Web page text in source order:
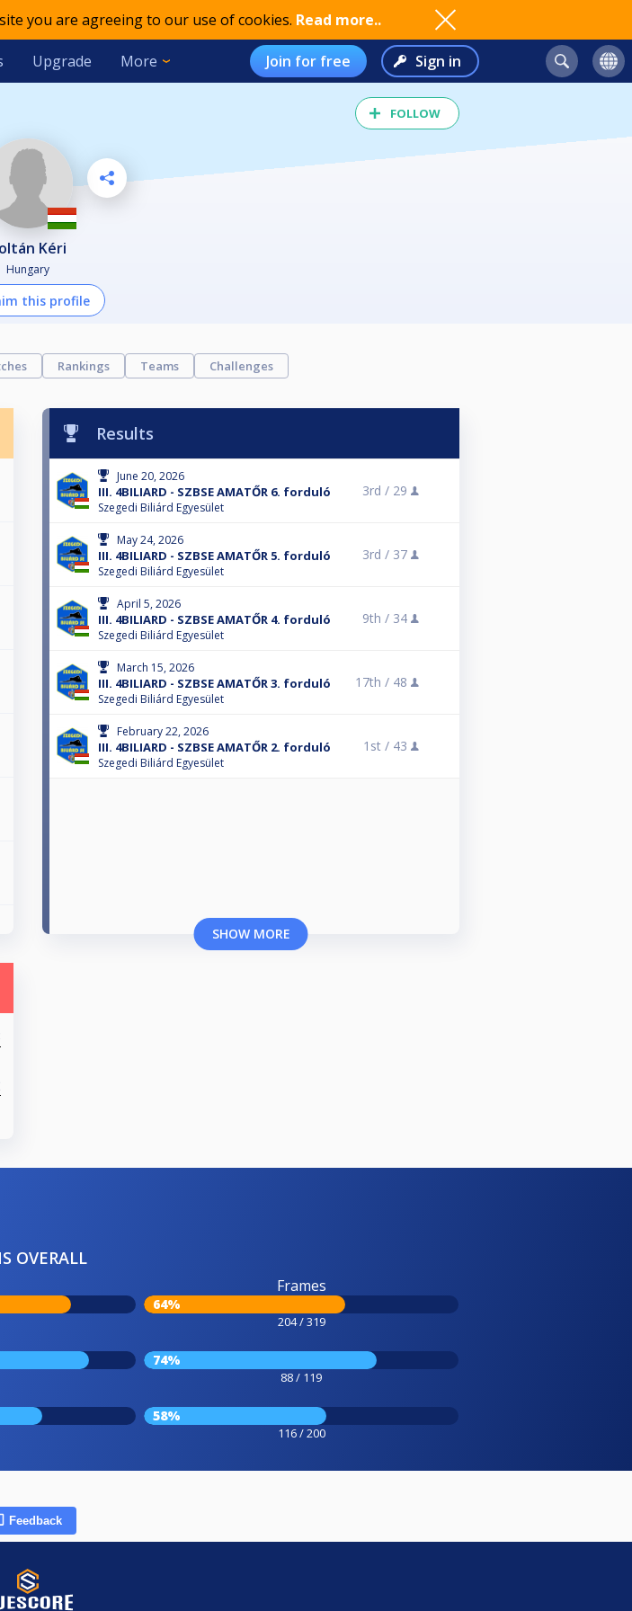
you are agreeing to our use of cookies. Read more..
Upgrade More Join for free Sign in
FOLLOW
Zoltán Kéri
Hungary
this profile
Rankings Teams Challenges
Results
June 20, 2026
III. 4BILIARD - SZBSE AMATŐR 6. forduló
Szegedi Biliárd Egyesület
3rd / 29
May 24, 2026
III. 4BILIARD - SZBSE AMATŐR 5. forduló
Szegedi Biliárd Egyesület
3rd / 37
April 5, 2026
III. 4BILIARD - SZBSE AMATŐR 4. forduló
Szegedi Biliárd Egyesület
9th / 34
March 15, 2026
III. 4BILIARD - SZBSE AMATŐR 3. forduló
Szegedi Biliárd Egyesület
17th / 48
February 22, 2026
III. 4BILIARD - SZBSE AMATŐR 2. forduló
Szegedi Biliárd Egyesület
1st / 43
SHOW MORE
OVERALL
Frames
64%
204 / 319
74%
88 / 119
58%
116 / 200
Feedback